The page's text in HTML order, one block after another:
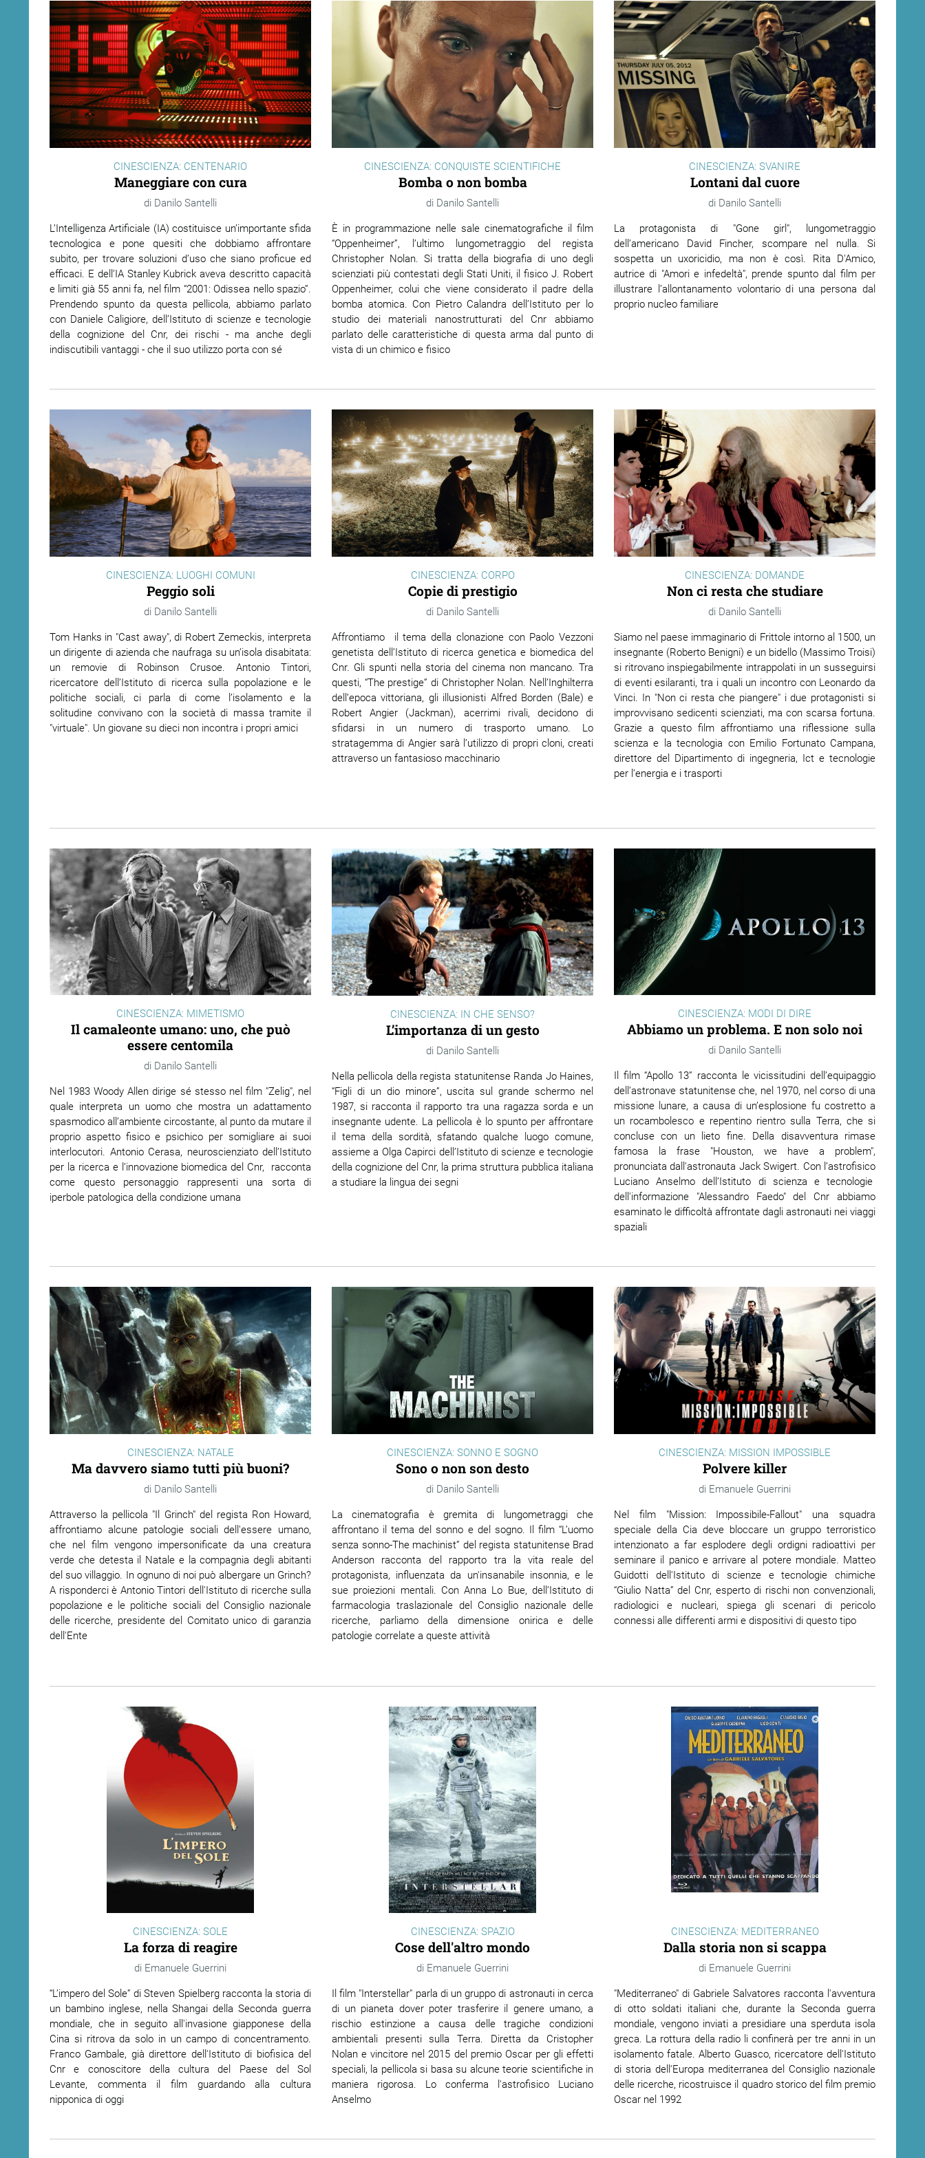
CINESCIENZA: CENTENARIO
Maneggiare con cura
Danilo Santelli
L’Intelligenza Artificiale (IA) costituisce un’importante sfida
tecnologica e pone quesiti che dobbiamo affrontare
subito, per trovare soluzioni d’uso che siano proficue ed
efficaci. E dell’IA Stanley Kubrick aveva descritto capacità
e limiti già 55 anni fa, nel film “2001: Odissea nello spazio”.
Prendendo spunto da questa pellicola, abbiamo parlato
con Daniele Caligiore, dell’Istituto di scienze e tecnologie
della cognizione del Cnr, dei rischi - ma anche degli
indiscutibili vantaggi - che il suo utilizzo porta con sé
CINESCIENZA: CONQUISTE SCIENTIFICHE
Bomba o non bomba
Danilo Santelli
È in programmazione nelle sale cinematografiche il film
“Oppenheimer”, l’ultimo lungometraggio del regista
Christopher Nolan. Si tratta della biografia di uno degli
scienziati più contestati degli Stati Uniti, il fisico J. Robert
Oppenheimer, colui che viene considerato il padre della
bomba atomica. Con Pietro Calandra dell’Istituto per lo
studio dei materiali nanostrutturati del Cnr abbiamo
parlato delle caratteristiche di questa arma dal punto di
vista di un chimico e fisico
CINESCIENZA: SVANIRE
Lontani dal cuore
Danilo Santelli
La protagonista di "Gone girl", lungometraggio
dell’americano David Fincher, scompare nel nulla. Si
sospetta un uxoricidio, ma non è così. Rita D'Amico,
autrice di "Amori e infedeltà", prende spunto dal film per
illustrare l’allontanamento volontario di una persona dal
proprio nucleo familiare
CINESCIENZA: LUOGHI COMUNI
Peggio soli
Danilo Santelli
Tom Hanks in "Cast away", di Robert Zemeckis, interpreta
un dirigente di azienda che naufraga su un’isola disabitata:
un removie di Robinson Crusoe. Antonio Tintori,
ricercatore dell’Istituto di ricerca sulla popolazione e le
politiche sociali, ci parla di come l’isolamento e la
solitudine convivano con la società di massa tramite il
"virtuale". Un giovane su dieci non incontra i propri amici
CINESCIENZA: CORPO
Copie di prestigio
Danilo Santelli
Affrontiamo il tema della clonazione con Paolo Vezzoni
genetista dell’Istituto di ricerca genetica e biomedica del
Cnr. Gli spunti nella storia del cinema non mancano. Tra
questi, “The prestige” di Christopher Nolan. Nell’Inghilterra
dell’epoca vittoriana, gli illusionisti Alfred Borden (Bale) e
Robert Angier (Jackman), acerrimi rivali, decidono di
sfidarsi in un numero di trasporto umano. Lo
stratagemma di Angier sarà l’utilizzo di propri cloni, creati
attraverso un fantasioso macchinario
CINESCIENZA: DOMANDE
Non ci resta che studiare
Danilo Santelli
Siamo nel paese immaginario di Frittole intorno al 1500, un
insegnante (Roberto Benigni) e un bidello (Massimo Troisi)
si ritrovano inspiegabilmente intrappolati in un susseguirsi
di eventi esilaranti, tra i quali un incontro con Leonardo da
Vinci. In "Non ci resta che piangere" i due protagonisti si
improvvisano sedicenti scienziati, ma con scarsa fortuna.
Grazie a questo film affrontiamo una riflessione sulla
scienza e la tecnologia con Emilio Fortunato Campana,
direttore del Dipartimento di ingegneria, Ict e tecnologie
per l’energia e i trasporti
CINESCIENZA: MIMETISMO
Il camaleonte umano: uno, che può
essere centomila
Danilo Santelli
Nel 1983 Woody Allen dirige sé stesso nel film "Zelig", nel
quale interpreta un uomo che mostra un adattamento
spasmodico all’ambiente circostante, al punto da mutare il
proprio aspetto fisico e psichico per somigliare ai suoi
interlocutori. Antonio Cerasa, neuroscienziato dell’Istituto
per la ricerca e l’innovazione biomedica del Cnr, racconta
come questo personaggio rappresenti una sorta di
iperbole patologica della condizione umana
CINESCIENZA: IN CHE SENSO?
L’importanza di un gesto
Danilo Santelli
Nella pellicola della regista statunitense Randa Jo Haines,
“Figli di un dio minore”, uscita sul grande schermo nel
1987, si racconta il rapporto tra una ragazza sorda e un
insegnante udente. La pellicola è lo spunto per affrontare
il tema della sordità, sfatando qualche luogo comune,
assieme a Olga Capirci dell’Istituto di scienze e tecnologie
della cognizione del Cnr, la prima struttura pubblica italiana
a studiare la lingua dei segni
CINESCIENZA: MODI DI DIRE
Abbiamo un problema. E non solo noi
Danilo Santelli
Il film “Apollo 13” racconta le vicissitudini dell’equipaggio
dell’astronave statunitense che, nel 1970, nel corso di una
missione lunare, a causa di un’esplosione fu costretto a
un rocambolesco e repentino rientro sulla Terra, che si
concluse con un lieto fine. Della disavventura rimase
famosa la frase "Houston, we have a problem",
pronunciata dall'astronauta Jack Swigert. Con l’astrofisico
Luciano Anselmo dell’Istituto di scienza e tecnologie
dell'informazione "Alessandro Faedo" del Cnr abbiamo
esaminato le difficoltà affrontate dagli astronauti nei viaggi
spaziali
CINESCIENZA: NATALE
Ma davvero siamo tutti più buoni?
Danilo Santelli
Attraverso la pellicola "Il Grinch" del regista Ron Howard,
affrontiamo alcune patologie sociali dell'essere umano,
che nel film vengono impersonificate da una creatura
verde che detesta il Natale e la compagnia degli abitanti
del suo villaggio. In ognuno di noi può albergare un Grinch?
A risponderci è Antonio Tintori dell'Istituto di ricerche sulla
popolazione e le politiche sociali del Consiglio nazionale
delle ricerche, presidente del Comitato unico di garanzia
dell'Ente
CINESCIENZA: SONNO E SOGNO
Sono o non son desto
Danilo Santelli
La cinematografia è gremita di lungometraggi che
affrontano il tema del sonno e del sogno. Il film “L’uomo
senza sonno-The machinist” del regista statunitense Brad
Anderson racconta del rapporto tra la vita reale del
protagonista, influenzata da un'insanabile insonnia, e le
sue proiezioni mentali. Con Anna Lo Bue, dell’Istituto di
farmacologia traslazionale del Consiglio nazionale delle
ricerche, parliamo della dimensione onirica e delle
patologie correlate a queste attività
CINESCIENZA: MISSION IMPOSSIBLE
Polvere killer
Emanuele Guerrini
Nel film "Mission: Impossibile-Fallout" una squadra
speciale della Cia deve bloccare un gruppo terroristico
intenzionato a far esplodere degli ordigni radioattivi per
seminare il panico e arrivare al potere mondiale. Matteo
Guidotti dell'I stituto di scienze e tecnologie chimiche
“Giulio Natta” del Cnr, esperto di rischi non convenzionali,
radiologici e nucleari, spiega gli scenari di pericolo
connessi alle differenti armi e dispositivi di questo tipo
CINESCIENZA: SOLE
La forza di reagire
Emanuele Guerrini
“L’impero del Sole” di Steven Spielberg racconta la storia di
un bambino inglese, nella Shangai della Seconda guerra
mondiale, che in seguito all'invasione giapponese della
Cina si ritrova da solo in un campo di concentramento.
Franco Gambale, già direttore dell'Istituto di biofisica del
Cnr e conoscitore della cultura del Paese del Sol
Levante, commenta il film guardando alla cultura
nipponica di oggi
CINESCIENZA: SPAZIO
Cose dell'altro mondo
Emanuele Guerrini
Il film "Interstellar" parla di un gruppo di astronauti in cerca
di un pianeta dover poter trasferire il genere umano, a
rischio estinzione a causa delle tragiche condizioni
ambientali presenti sulla Terra. Diretta da Cristopher
Nolan e vincitore nel 2015 del premio Oscar per gli effetti
speciali, la pellicola si basa su alcune teorie scientifiche in
maniera rigorosa. Lo conferma
l'astrofisico Luciano
Anselmo
CINESCIENZA: MEDITERRANEO
Dalla storia non si scappa
Emanuele Guerrini
"Mediterraneo" di Gabriele Salvatores racconta l'avventura
di otto soldati italiani che, durante la Seconda guerra
mondiale, vengono inviati a presidiare una sperduta isola
greca. La rottura della radio li confinerà per tre anni in un
isolamento fatale.Alberto Guasco, ricercatore dell'Istituto
di storia dell'Europa mediterranea del Consiglio nazionale
delle ricerche, ricostruisce il quadro storico del film premio
Oscar nel 1992